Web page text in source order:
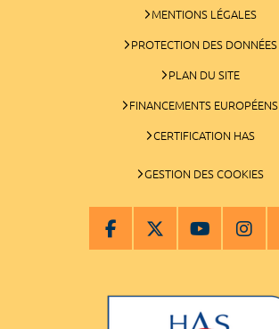
MENTIONS LÉGALES
PROTECTION DES DONNÉES
PLAN DU SITE
FINANCEMENTS EUROPÉENS
CERTIFICATION HAS
GESTION DES COOKIES